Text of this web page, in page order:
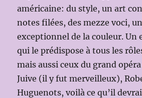
américaine: du style, un art
notes filées, des mezze voci,
exceptionnel de la couleur. Un
qui le prédispose à tous les
mais aussi ceux du grand
Juive (il y fut merveilleux),
Huguenots, voilà ce qu’il